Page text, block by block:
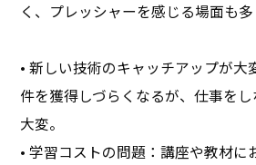
く、プレッシャーを感じる場面も多
• 新しい技術のキャッチアップが大
件を獲得しづらくなるが、仕事を
大変。
• 学習コストの問題：講座や教材に